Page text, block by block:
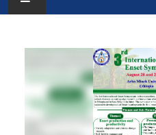
ADMINISTRATION
OFFICES